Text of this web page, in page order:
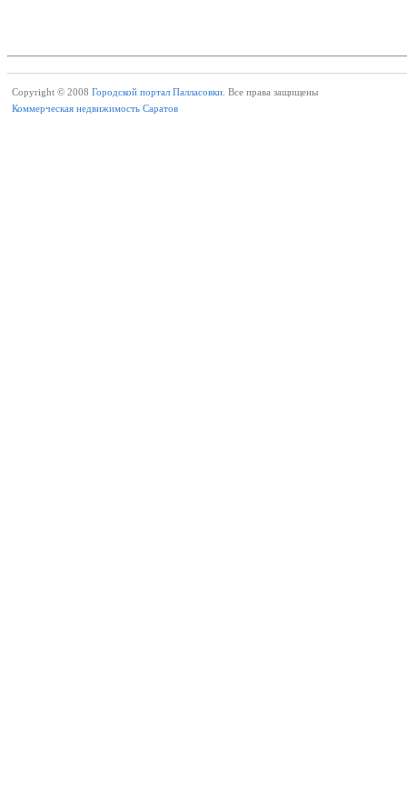
Copyright © 2008 Городской портал Палласовки. Все права защищены
Коммерческая недвижимость Саратов